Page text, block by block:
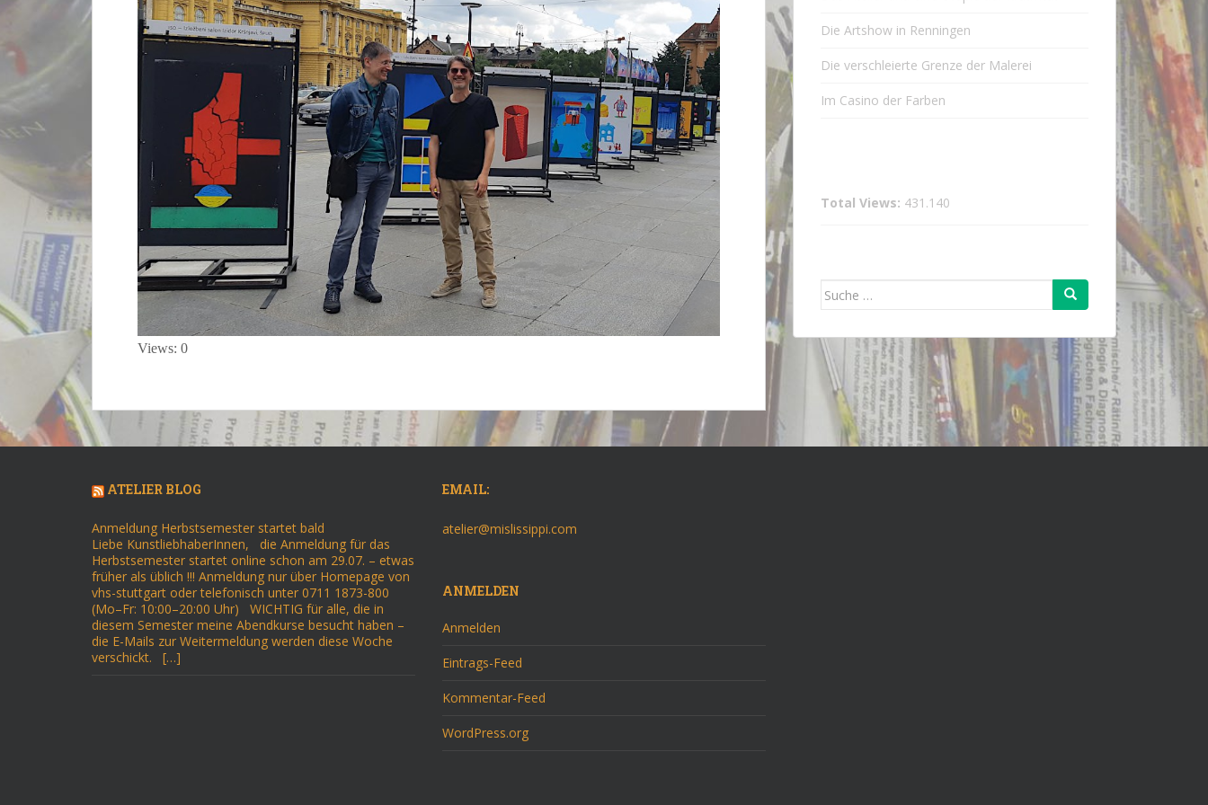
Views: 0
Die Artshow in Renningen
Die verschleierte Grenze der Malerei
Im Casino der Farben
Total Views: 431.140
Suche
ATELIER BLOG
Anmeldung Herbstsemester startet bald
Liebe KunstliebhaberInnen, die Anmeldung für das
Herbstsemester startet online schon am 29.07. – etwas
früher als üblich !!! Anmeldung nur über Homepage von
vhs-stuttgart oder telefonisch unter 0711 1873-800
(Mo–Fr: 10:00–20:00 Uhr) WICHTIG für alle, die in
diesem Semester meine Abendkurse besucht haben –
die E-Mails zur Weitermeldung werden diese Woche
verschickt. […]
EMAIL:
atelier@mislissippi.com
ANMELDEN
Anmelden
Eintrags-Feed
Kommentar-Feed
WordPress.org